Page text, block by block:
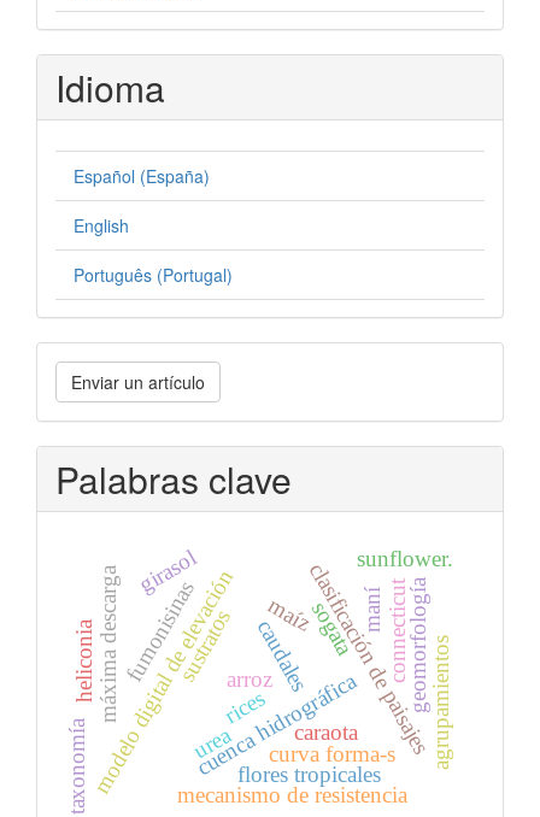
Idioma
Español (España)
English
Português (Portugal)
Enviar
un
artículo
Enviar un artículo
Palabras clave
cuenca hidrográfica
modelo digital de elevación clasificación de paisajes
geomorfologíaagrupamientos
curva forma-s
caudales
máxima descarga connecticut
arroz
mecanismo de resistencia
sogata
caraota
fumonisinas
girasol
maíz maní
rices
sunflower.
flores tropicales
heliconia sustratos
urea
taxonomía